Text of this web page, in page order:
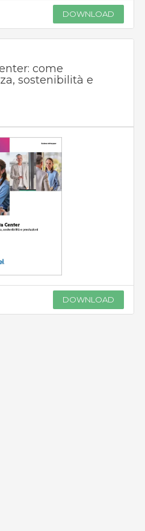
DOWNLOAD
come
sostenibilità e
DOWNLOAD